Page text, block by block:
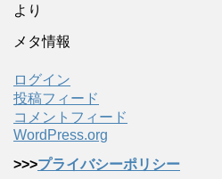
より
メタ情報
ログイン
投稿フィード
コメントフィード
WordPress.org
>>>プライバシーポリシー